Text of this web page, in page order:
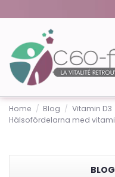
Home Blog Vitamin D3
Hälsofördelarna med